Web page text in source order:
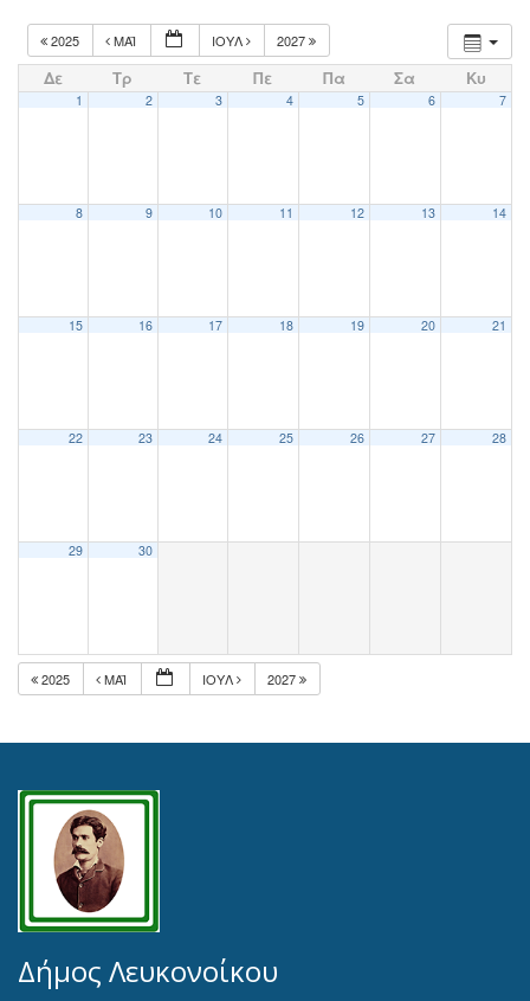
2025 ΜΆΙ ΙΟΎΛ 2027
Δε Τρ Τε Πε Πα Σα Κυ
1 2 3 4 5 6 7
8 9 10 11 12 13 14
15 16 17 18 19 20 21
22 23 24 25 26 27 28
29 30
2025 ΜΆΙ ΙΟΎΛ 2027
Δήμος Λευκονοίκου